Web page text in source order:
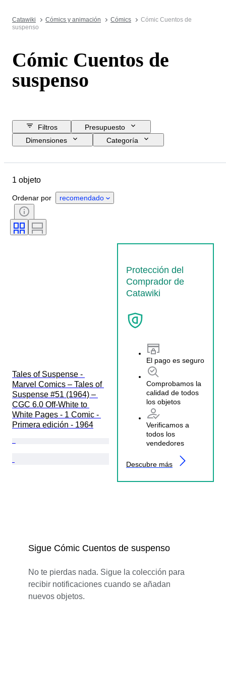
Catawiki Cómics y animación Cómics
Cómic Cuentos de
suspenso
Cómic Cuentos de
suspenso
Filtros
Presupuesto
Dimensiones
Categoría
Encuadernado
Serie
1 objeto
Ordenar por recomendado
Tales of Suspense -
Marvel Comics – Tales of
Suspense #51 (1964) –
CGC 6.0 Off-White to
White Pages - 1 Comic -
Primera edición - 1964
Protección del
Comprador de
Catawiki
El pago es seguro
Comprobamos la
calidad de todos
los objetos
Verificamos a
todos los
vendedores
Descubre más
Sigue Cómic Cuentos de suspenso
No te pierdas nada. Sigue la colección para
recibir notificaciones cuando se añadan
nuevos objetos.